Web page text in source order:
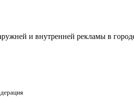
и внутренней рекламы в